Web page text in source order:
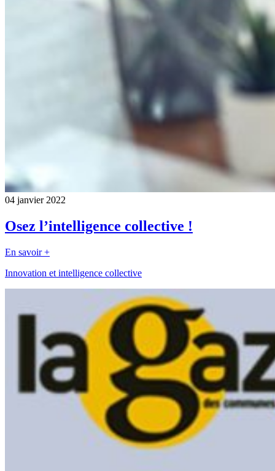
04 janvier 2022
Osez l’intelligence collective !
En savoir +
Innovation et intelligence collective